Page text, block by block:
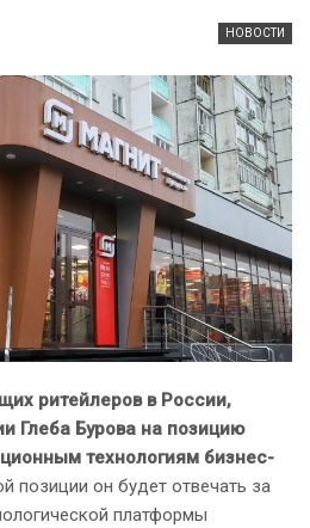
НОВОСТИ
ритейлеров в России,
Глеба Бурова на позицию
технологиям бизнес-
позиции он будет отвечать за
платформы